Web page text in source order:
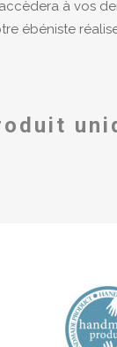
à vos
ébéniste